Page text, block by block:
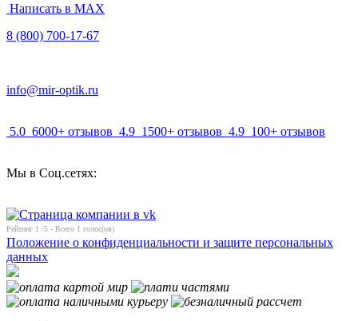
Написать в MAX
8 (800) 700-17-67
info@mir-optik.ru
5.0 6000+ отзывов 4.9 1500+ отзывов 4.9 100+ отзывов
Мы в Соц.сетях:
Рейтинг 1 /5 - Всего 1 голос(ов)
Положение о конфиденциальности и защите персональных
данных